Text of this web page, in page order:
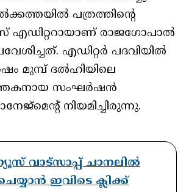
പത്രത്തിന്റെ
എഡിറ്ററായാണ് രാജഗോപാൽ
എഡിറ്റർ പദവിയിൽ
മുമ്പ് ദൽഹിയിലെ
സംഘർഷൻ
നിയമിച്ചിരുന്നു.
വാട്സാപ്പ് ചാനലിൽ
ഇവിടെ ക്ലിക്ക്